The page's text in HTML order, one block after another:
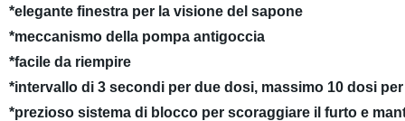
*elegante finestra per la visione del sapone
*meccanismo della pompa antigoccia
*facile da riempire
*intervallo di 3 secondi per due dosi, massimo 10 dosi
*prezioso sistema di blocco per scoraggiare il furto e